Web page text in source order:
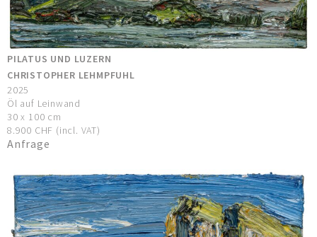
PILATUS UND LUZERN
CHRISTOPHER LEHMPFUHL
2025
Öl auf Leinwand
30 x 100 cm
8.900 CHF (incl. VAT)
Anfrage